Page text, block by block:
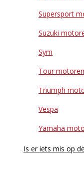
Supersport
Suzuki
Sym
Tour motoren
Triumph
Vespa
Yamaha
Is er iets mis op